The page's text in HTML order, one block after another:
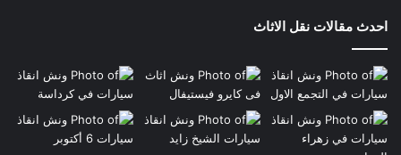
احدث مقالات نقل الاثاث